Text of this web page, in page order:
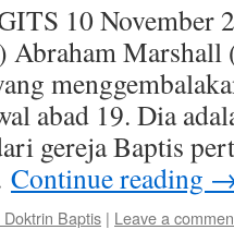
10 November
Marshall
abad 19. Dia
gereja Baptis
Continue reading
Baptis | Leave a